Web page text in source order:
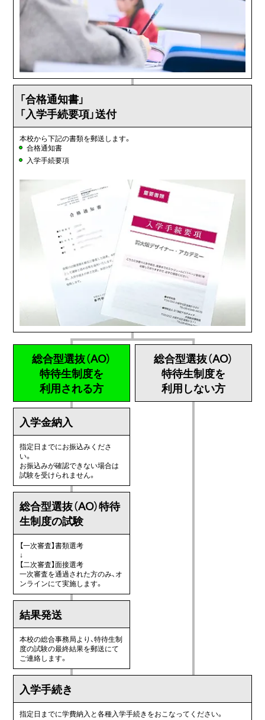
「合格通知書」
「入学手続要項」送付
本校から下記の書類を郵送します。
合格通知書
入学手続要項
総合型選抜（AO）
特待生制度を
利用される方
総合型選抜（AO）
特待生制度を
利用しない方
入学金納入
指定日までにお振込みくださ
い。
お振込みが確認できない場合は
試験を受けられません。
総合型選抜（AO）特待
生制度の試験
【一次審査】書類選考
↓
【二次審査】面接選考
一次審査を通過された方のみ、オ
ンラインにて実施します。
結果発送
本校の総合事務局より、特待生制
度の試験の最終結果を郵送にて
ご連絡します。
入学手続き
指定日までに学費納入と各種入学手続きをおこなってください。